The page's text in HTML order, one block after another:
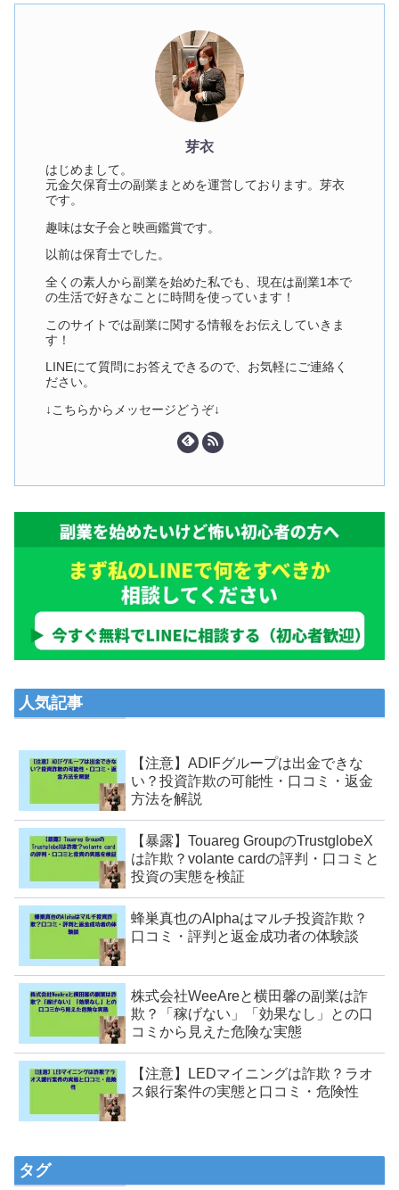
芽衣
はじめまして。
元金欠保育士の副業まとめを運営しております。芽衣
です。
趣味は女子会と映画鑑賞です。
以前は保育士でした。
全くの素人から副業を始めた私でも、現在は副業1本で
の生活で好きなことに時間を使っています！
このサイトでは副業に関する情報をお伝えしていきま
す！
LINEにて質問にお答えできるので、お気軽にご連絡く
ださい。
↓こちらからメッセージどうぞ↓
人気記事
【注意】ADIFグループは出金できな
い？投資詐欺の可能性・口コミ・返金
方法を解説
【暴露】Touareg GroupのTrustglobeX
は詐欺？volante cardの評判・口コミと
投資の実態を検証
蜂巣真也のAlphaはマルチ投資詐欺？
口コミ・評判と返金成功者の体験談
株式会社WeeAreと横田馨の副業は詐
欺？「稼げない」「効果なし」との口
コミから見えた危険な実態
【注意】LEDマイニングは詐欺？ラオ
ス銀行案件の実態と口コミ・危険性
タグ